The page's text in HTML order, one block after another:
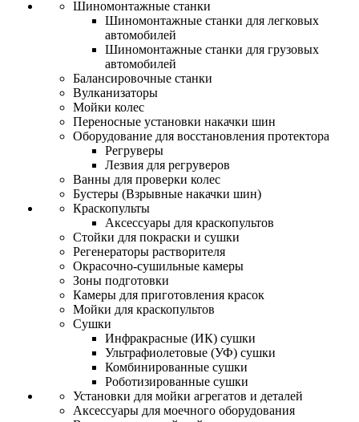
Шиномонтажные станки
Шиномонтажные станки для легковых
автомобилей
Шиномонтажные станки для грузовых
автомобилей
Балансировочные станки
Вулканизаторы
Мойки колес
Переносные установки накачки шин
Оборудование для восстановления протектора
Регруверы
Лезвия для регруверов
Ванны для проверки колес
Бустеры (Взрывные накачки шин)
Краскопульты
Аксессуары для краскопультов
Стойки для покраски и сушки
Регенераторы растворителя
Окрасочно-сушильные камеры
Зоны подготовки
Камеры для приготовления красок
Мойки для краскопультов
Сушки
Инфракрасные (ИК) сушки
Ультрафиолетовые (УФ) сушки
Комбинированные сушки
Роботизированные сушки
Установки для мойки агрегатов и деталей
Аксессуары для моечного оборудования